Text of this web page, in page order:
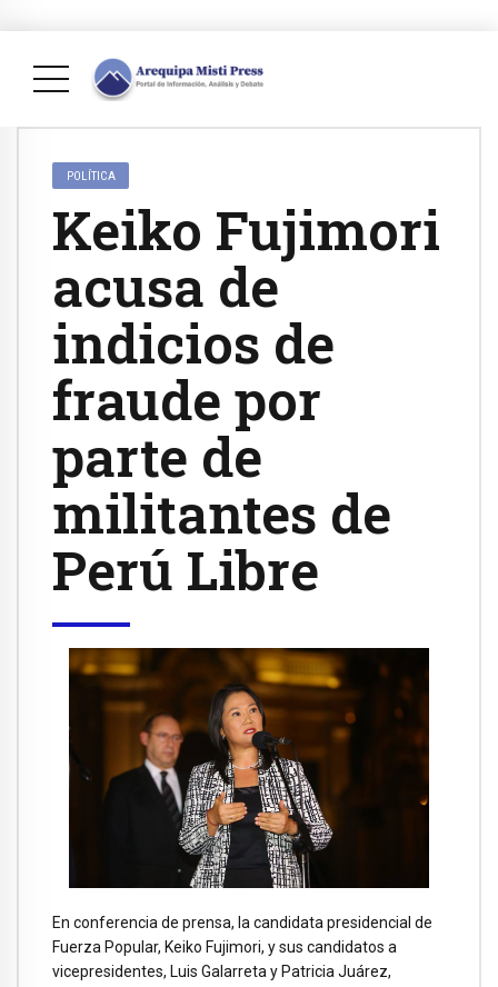
POLÍTICA
Keiko Fujimori
acusa de
indicios de
fraude por
parte de
militantes de
Perú Libre
En conferencia de prensa, la candidata presidencial de
Fuerza Popular, Keiko Fujimori, y sus candidatos a
vicepresidentes, Luis Galarreta y Patricia Juárez,